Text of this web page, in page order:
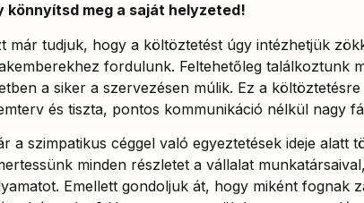
könnyítsd meg a saját helyzeted!
már tudjuk, hogy a költöztetést úgy intézhetjük
fordulunk. Feltehetőleg találkoztunk
a siker a szervezésen múlik. Ez a
és tiszta, pontos kommunikáció nélkül nagy
a szimpatikus céggel való egyeztetések ideje alatt
minden részletet a vállalat
Emellett gondoljuk át, hogy miként fognak